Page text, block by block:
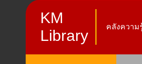
KM
Library
คลังความ